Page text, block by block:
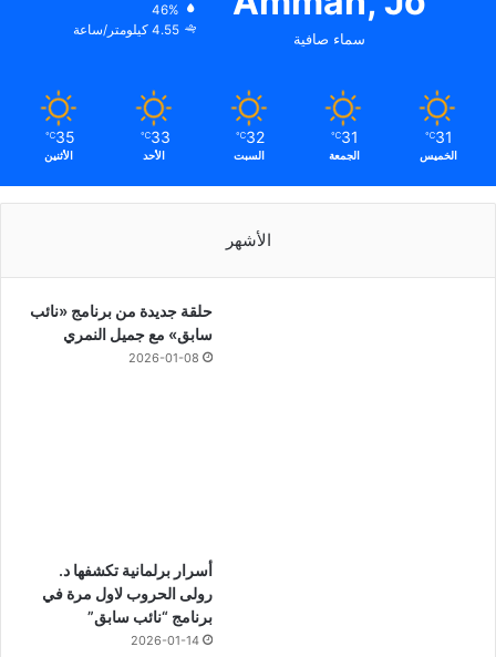
سماء صافية
46%
4.55 كيلومتر/ساعة
31
℃
الخميس
31
℃
الجمعة
32
℃
السبت
33
℃
الأحد
35
℃
الأثنين
الأشهر
حلقة جديدة من برنامج «نائب
سابق» مع جميل النمري
2026-01-08
أسرار برلمانية تكشفها د.
رولى الحروب لاول مرة في
برنامج “نائب سابق”
2026-01-14